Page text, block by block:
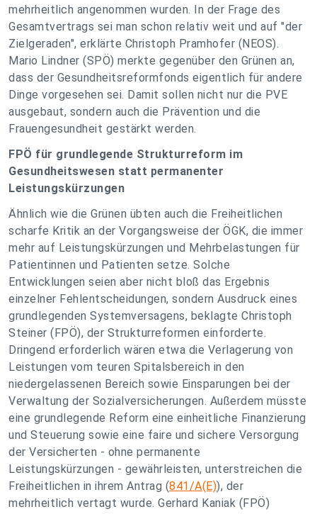
mehrheitlich angenommen wurden. In der Frage des
Gesamtvertrags sei man schon relativ weit und auf "der
Zielgeraden", erklärte Christoph Pramhofer (NEOS).
Mario Lindner (SPÖ) merkte gegenüber den Grünen an,
dass der Gesundheitsreformfonds eigentlich für andere
Dinge vorgesehen sei. Damit sollen nicht nur die PVE
ausgebaut, sondern auch die Prävention und die
Frauengesundheit gestärkt werden.
FPÖ für grundlegende Strukturreform im
Gesundheitswesen statt permanenter
Leistungskürzungen
Ähnlich wie die Grünen übten auch die Freiheitlichen
scharfe Kritik an der Vorgangsweise der ÖGK, die immer
mehr auf Leistungskürzungen und Mehrbelastungen für
Patientinnen und Patienten setze. Solche
Entwicklungen seien aber nicht bloß das Ergebnis
einzelner Fehlentscheidungen, sondern Ausdruck eines
grundlegenden Systemversagens, beklagte Christoph
Steiner (FPÖ), der Strukturreformen einforderte.
Dringend erforderlich wären etwa die Verlagerung von
Leistungen vom teuren Spitalsbereich in den
niedergelassenen Bereich sowie Einsparungen bei der
Verwaltung der Sozialversicherungen. Außerdem müsste
eine grundlegende Reform eine einheitliche Finanzierung
und Steuerung sowie eine faire und sichere Versorgung
der Versicherten - ohne permanente
Leistungskürzungen - gewährleisten, unterstreichen die
Freiheitlichen in ihrem Antrag (841/A(E)), der
mehrheitlich vertagt wurde. Gerhard Kaniak (FPÖ)